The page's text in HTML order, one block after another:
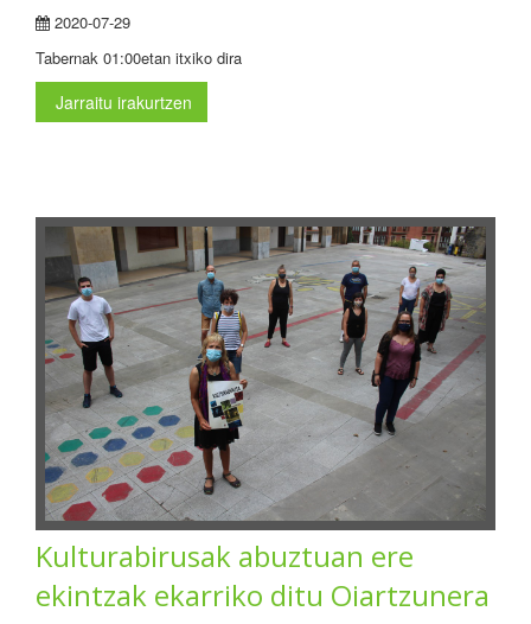
2020-07-29
Tabernak 01:00etan itxiko dira
Jarraitu irakurtzen
Kulturabirusak abuztuan ere
ekintzak ekarriko ditu Oiartzunera